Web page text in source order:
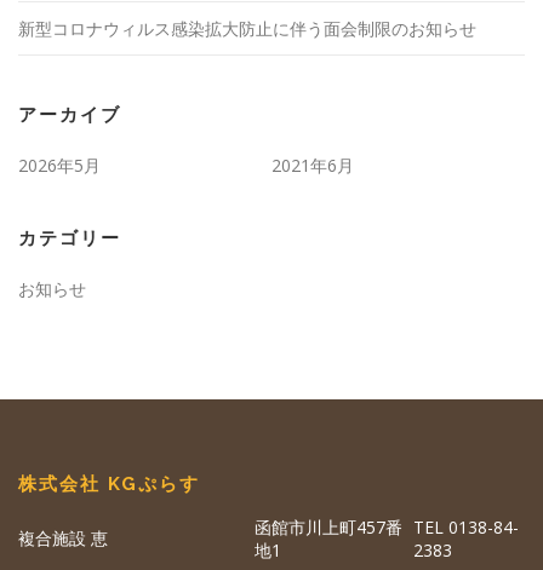
新型コロナウィルス感染拡大防止に伴う面会制限のお知らせ
アーカイブ
2026年5月 2021年6月
カテゴリー
お知らせ
株式会社 KGぷらす
複合施設 恵
函館市川上町457番
地1
TEL 0138-84-
2383